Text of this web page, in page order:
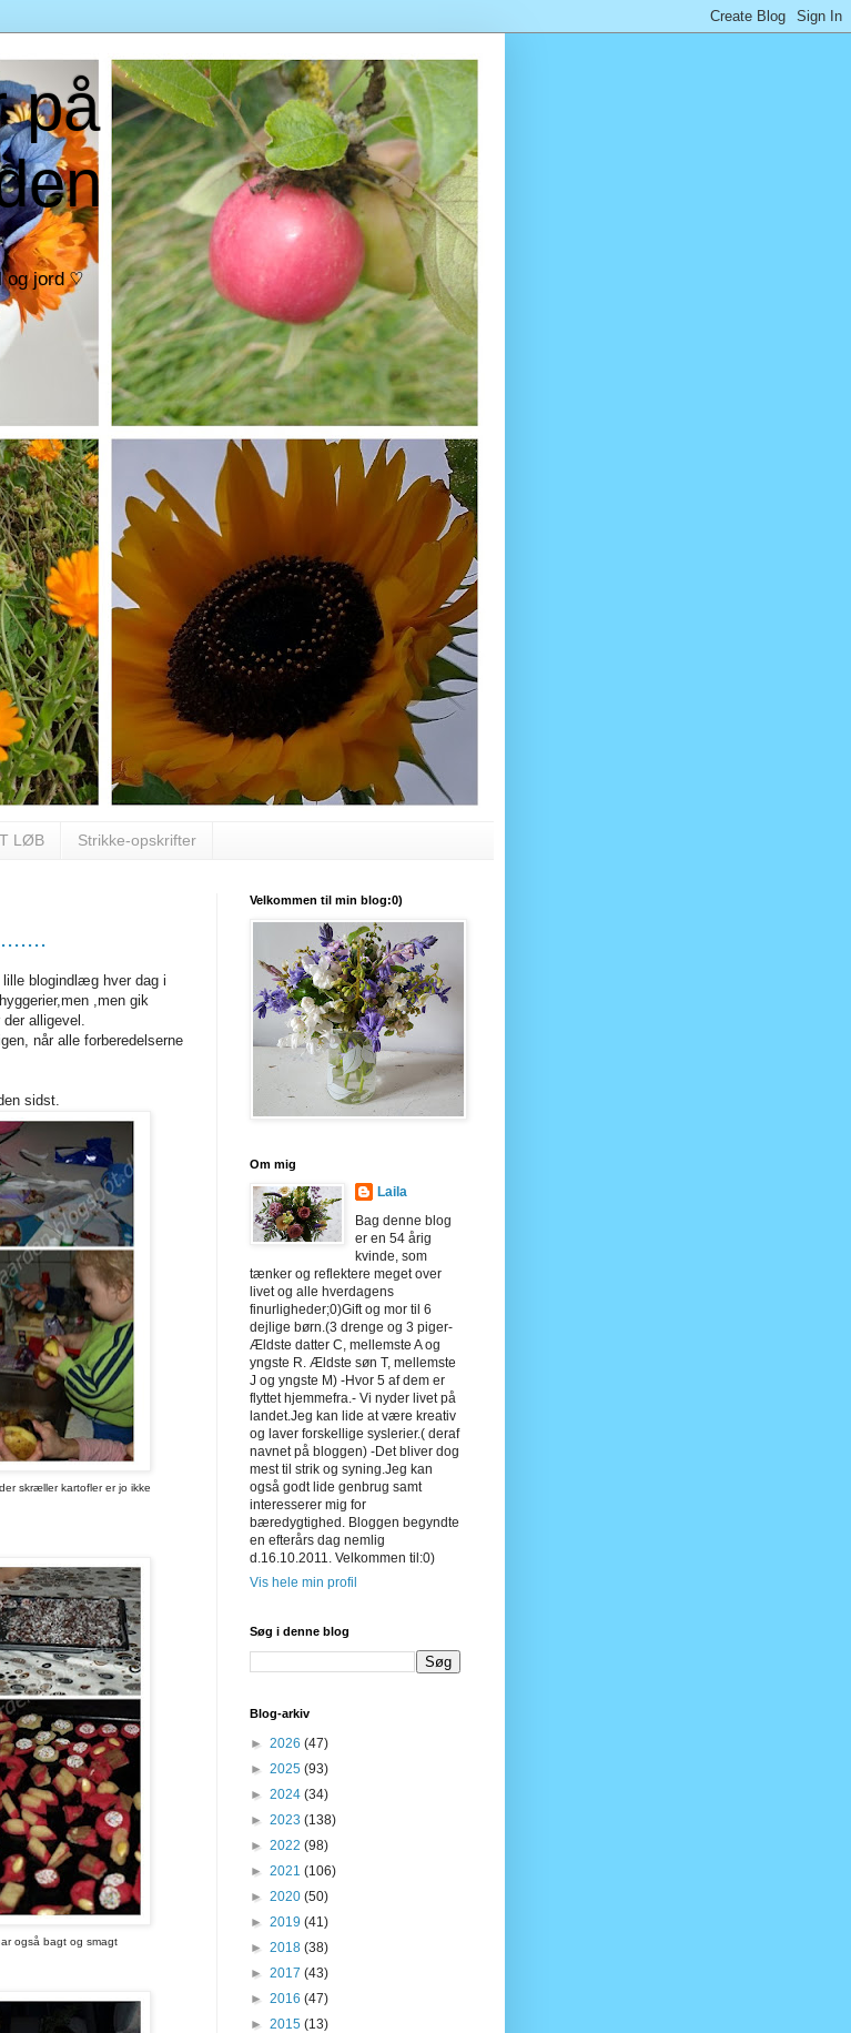
på
og jord ♡
LØB Strikke-opskrifter
blogindlæg hver dag i
,men gik
alligevel.
når alle forberedelserne
sidst.
skræller kartofler er jo ikke
bagt og smagt
Velkommen til min blog:0)
Om mig
Laila
Bag denne blog
er en 54 årig
kvinde, som
tænker og reflektere meget over
livet og alle hverdagens
finurligheder;0)Gift og mor til 6
dejlige børn.(3 drenge og 3 piger-
Ældste datter C, mellemste A og
yngste R. Ældste søn T, mellemste
J og yngste M) -Hvor 5 af dem er
flyttet hjemmefra.- Vi nyder livet på
landet.Jeg kan lide at være kreativ
og laver forskellige syslerier.( deraf
navnet på bloggen) -Det bliver dog
mest til strik og syning.Jeg kan
også godt lide genbrug samt
interesserer mig for
bæredygtighed. Bloggen begyndte
en efterårs dag nemlig
d.16.10.2011. Velkommen til:0)
Vis hele min profil
Søg i denne blog
Blog-arkiv
► 2026 (47)
► 2025 (93)
► 2024 (34)
► 2023 (138)
► 2022 (98)
► 2021 (106)
► 2020 (50)
► 2019 (41)
► 2018 (38)
► 2017 (43)
► 2016 (47)
► 2015 (13)